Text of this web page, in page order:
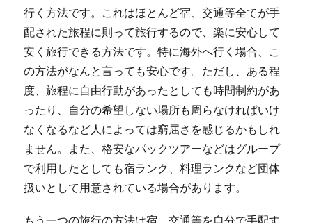
行く方法です。これはほとんど宿、交通等全てが手
配された旅程に則って旅行するので、楽に安心して
安く旅行できる方法です。特に海外へ行く場合、こ
の方法がなんと言っても安心です。ただし、ある程
度、旅程に自由行動があったとしても時間制約があ
ったり、自分の希望しない場所も周らなければいけ
なくなるなど人によっては窮屈さを感じるかもしれ
ません。また、格安なパックツアーなどはグループ
で利用したとしても宿ランク、料理ランクなど団体
扱いとして用意されている場合があります。
もう一つの旅行の方法は宿、交通等を自分で手配す